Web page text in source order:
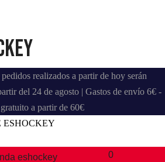
realizados a partir de hoy serán
del 24 de agosto | Gastos de envío 6€ -
a partir de 60€
0